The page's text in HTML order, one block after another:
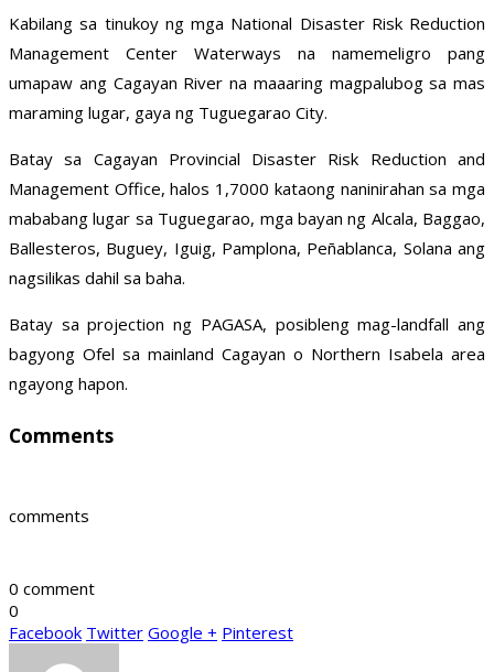
Kabilang sa tinukoy ng mga National Disaster Risk Reduction
Management Center Waterways na namemeligro pang
umapaw ang Cagayan River na maaaring magpalubog sa mas
maraming lugar, gaya ng Tuguegarao City.
Batay sa Cagayan Provincial Disaster Risk Reduction and
Management Office, halos 1,7000 kataong naninirahan sa mga
mababang lugar sa Tuguegarao, mga bayan ng Alcala, Baggao,
Ballesteros, Buguey, Iguig, Pamplona, Peñablanca, Solana ang
nagsilikas dahil sa baha.
Batay sa projection ng PAGASA, posibleng mag-landfall ang
bagyong Ofel sa mainland Cagayan o Northern Isabela area
ngayong hapon.
Comments
comments
0 comment
0
Facebook Twitter Google + Pinterest